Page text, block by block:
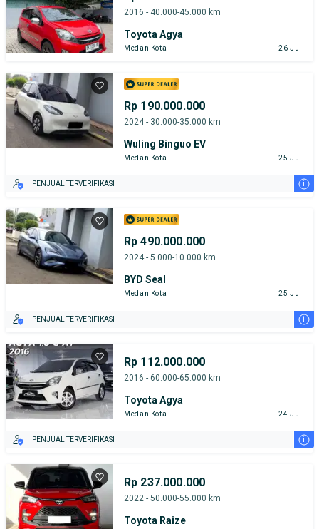
2016 - 40.000-45.000 km
Toyota Agya
Medan Kota 26 Jul
Rp 190.000.000
2024 - 30.000-35.000 km
Wuling Binguo EV
Medan Kota 25 Jul
PENJUAL TERVERIFIKASI i
Rp 490.000.000
2024 - 5.000-10.000 km
BYD Seal
Medan Kota 25 Jul
PENJUAL TERVERIFIKASI i
Rp 112.000.000
2016 - 60.000-65.000 km
Toyota Agya
Medan Kota 24 Jul
PENJUAL TERVERIFIKASI i
Rp 237.000.000
2022 - 50.000-55.000 km
Toyota Raize